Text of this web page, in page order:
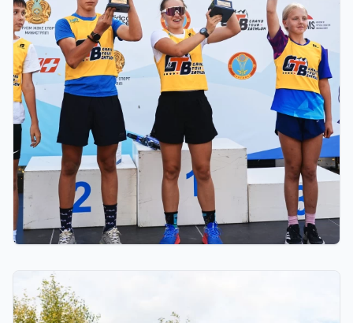
ФИНАЛ: АСТАНАДА GRAND TOUR BIATHLON
ҚОРЫТЫНДЫ КЕЗЕҢІ ӨТЕДІ